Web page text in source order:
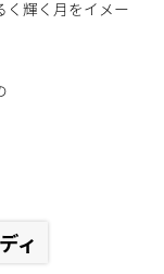
く輝く月をイメー
ィ